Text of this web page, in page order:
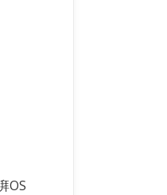
OS